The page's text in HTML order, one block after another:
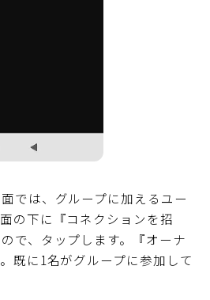
では、グループに加えるユー
の下に『コネクションを招
で、タップします。『オーナ
既に1名がグループに参加して